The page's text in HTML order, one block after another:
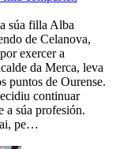
súa filla Alba
de Celanova,
exercer a
da Merca, leva
puntos de Ourense.
continuar
a súa profesión.
pe…